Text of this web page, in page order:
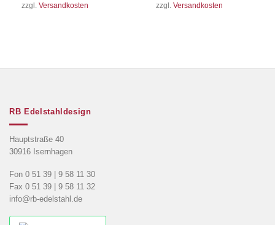
zzgl. Versandkosten
zzgl. Versandkosten
RB Edelstahldesign
Hauptstraße 40
30916 Isernhagen
Fon 0 51 39 | 9 58 11 30
Fax 0 51 39 | 9 58 11 32
info@rb-edelstahl.de